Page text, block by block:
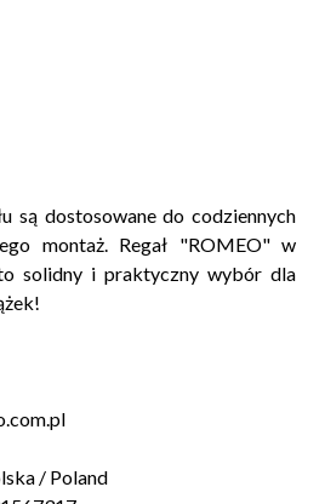
są dostosowane do codziennych
montaż. Regał "ROMEO" w
solidny i praktyczny wybór dla
/ Poland